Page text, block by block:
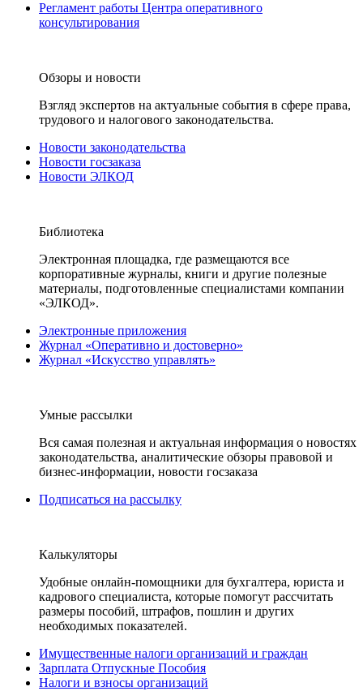
Регламент работы Центра оперативного
консультирования
Обзоры и новости
Взгляд экспертов на актуальные события в сфере права,
трудового и налогового законодательства.
Новости законодательства
Новости госзаказа
Новости ЭЛКОД
Библиотека
Электронная площадка, где размещаются все
корпоративные журналы, книги и другие полезные
материалы, подготовленные специалистами компании
«ЭЛКОД».
Электронные приложения
Журнал «Оперативно и достоверно»
Журнал «Искусство управлять»
Умные рассылки
Вся самая полезная и актуальная информация о новостях
законодательства, аналитические обзоры правовой и
бизнес-информации, новости госзаказа
Подписаться на рассылку
Калькуляторы
Удобные онлайн-помощники для бухгалтера, юриста и
кадрового специалиста, которые помогут рассчитать
размеры пособий, штрафов, пошлин и других
необходимых показателей.
Имущественные налоги организаций и граждан
Зарплата Отпускные Пособия
Налоги и взносы организаций